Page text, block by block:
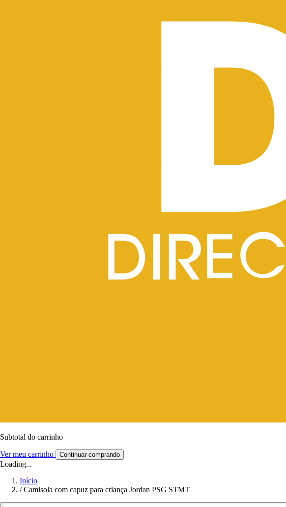
Subtotal do carrinho
Ver meu carrinho Continuar comprando
Loading...
Início
/ Camisola com capuz para criança Jordan PSG STMT